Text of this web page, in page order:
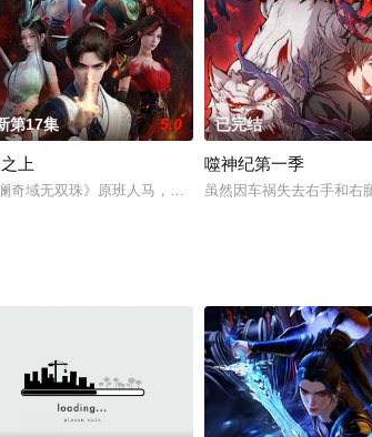
地反击！
《熊出没之环球大冒险》和《熊出没之丛林总动员》、
第17集 5.0
上
澜奇域无双珠》原班人马，打造全新仙侠奇诡之作！六个
已完结
噬神纪第一季
虽然因车祸失去右手和右